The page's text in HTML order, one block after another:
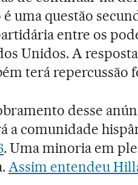
uma questão
entre os
Unidos. A
terá repercussão
desse
a comunidade
. Uma minoria em
Assim entendeu